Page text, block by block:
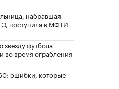
набравшая
поступила в МФТИ
звезду футбола
во время ограбления
ошибки, которые